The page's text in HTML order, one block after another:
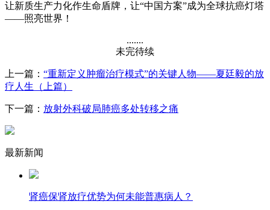
让新质生产力化作生命盾牌，让“中国方案”成为全球抗癌灯塔
——照亮世界！
.......
未完待续
上一篇： “重新定义肿瘤治疗模式”的关键人物——夏廷毅的放
疗人生（上篇）
下一篇： 放射外科破局肺癌多处转移之痛
最新新闻
肾癌保肾放疗优势为何未能普惠病人？